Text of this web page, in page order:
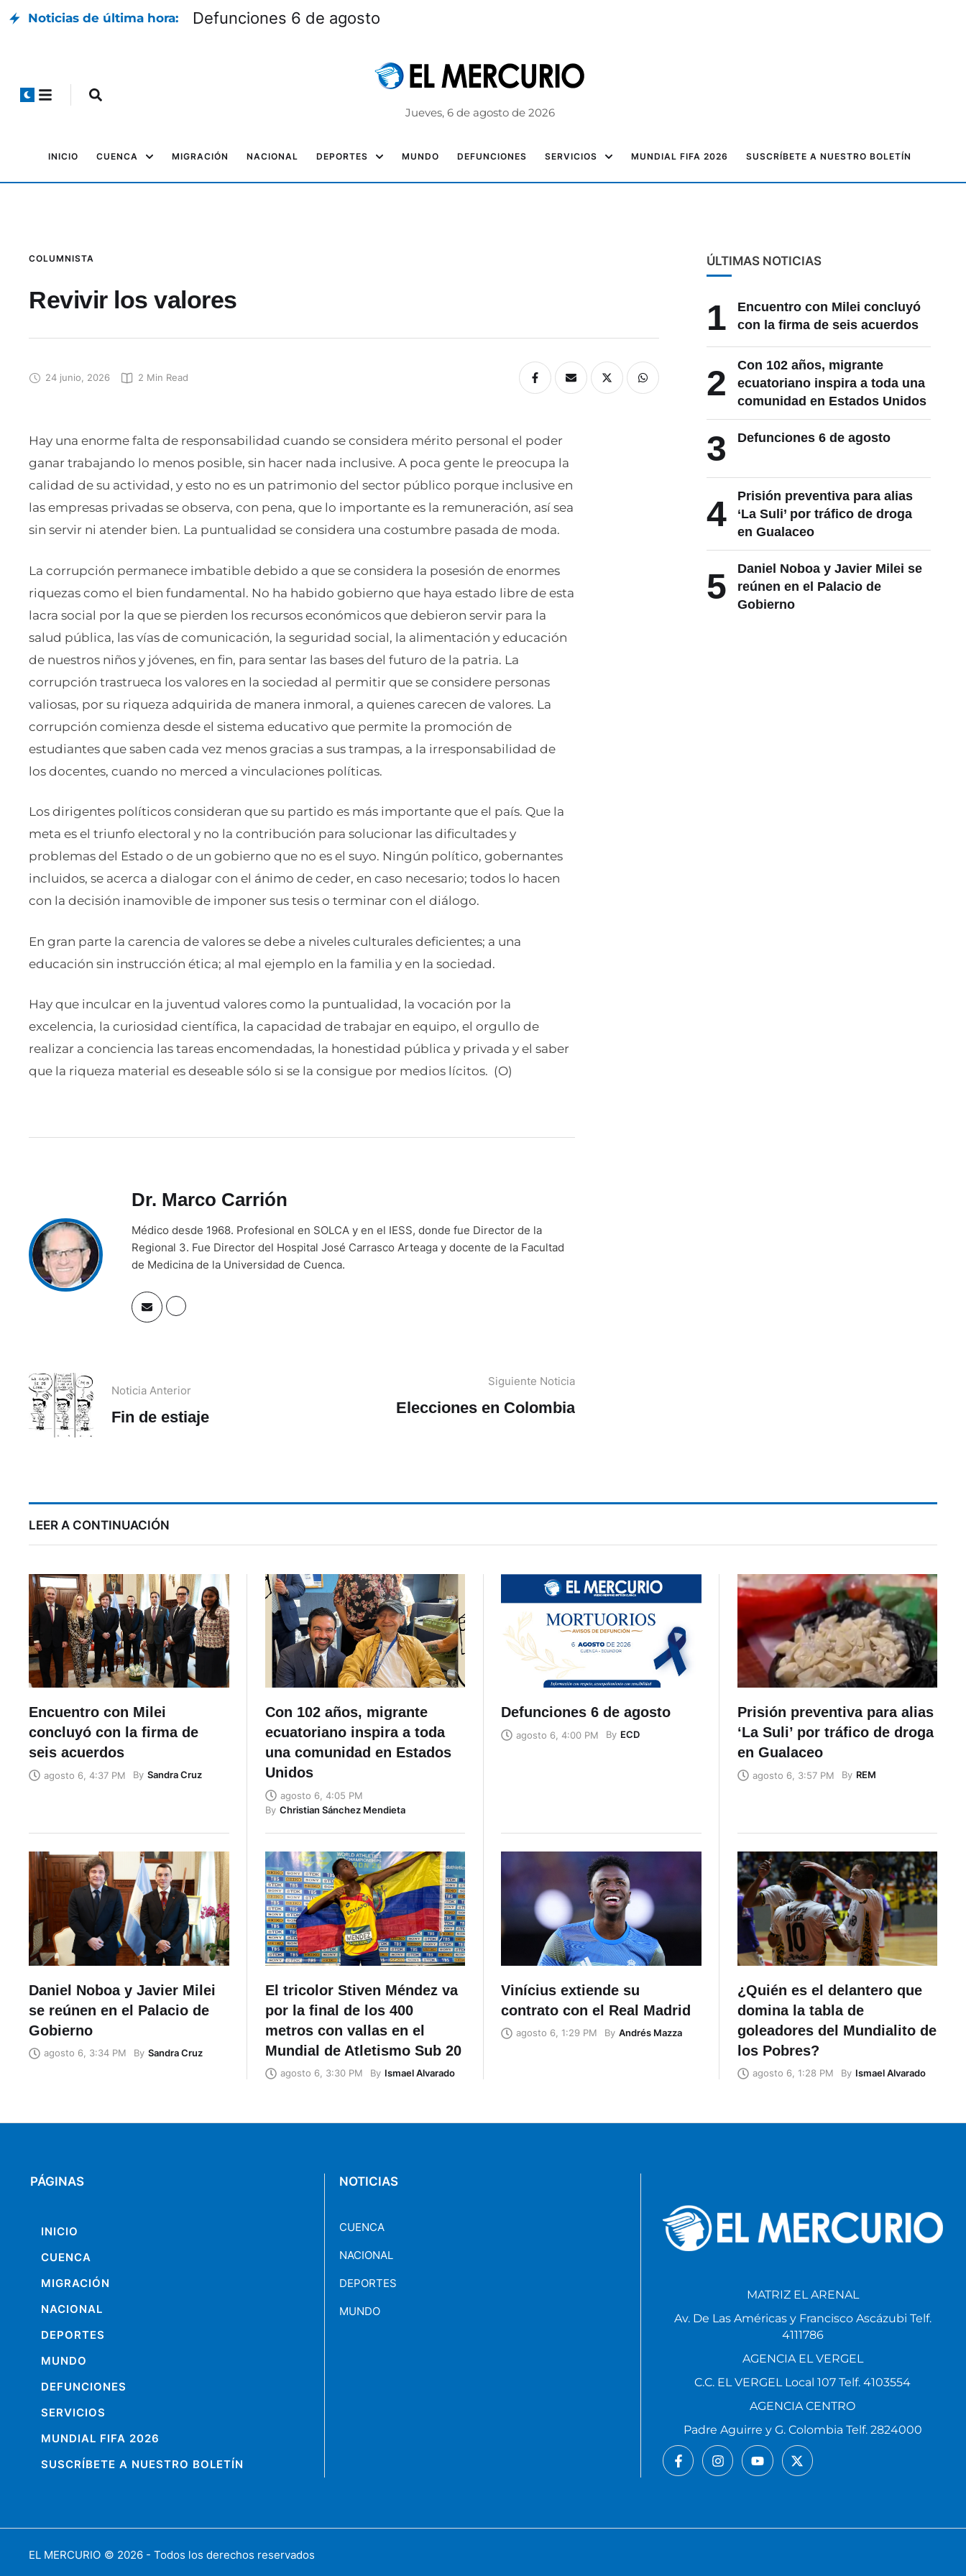
Noticias de última hora: Defunciones 6 de agosto
Jueves, 6 de agosto de 2026
INICIO CUENCA MIGRACIÓN NACIONAL DEPORTES MUNDO DEFUNCIONES SERVICIOS MUNDIAL FIFA 2026 SUSCRÍBETE A NUESTRO BOLETÍN
COLUMNISTA
Revivir los valores
24 junio, 2026 2 Min Read
Hay una enorme falta de responsabilidad cuando se considera mérito personal el poder
ganar trabajando lo menos posible, sin hacer nada inclusive. A poca gente le preocupa la
calidad de su actividad, y esto no es un patrimonio del sector público porque inclusive en
las empresas privadas se observa, con pena, que lo importante es la remuneración, así sea
sin servir ni atender bien. La puntualidad se considera una costumbre pasada de moda.
La corrupción permanece imbatible debido a que se considera la posesión de enormes
riquezas como el bien fundamental. No ha habido gobierno que haya estado libre de esta
lacra social por la que se pierden los recursos económicos que debieron servir para la
salud pública, las vías de comunicación, la seguridad social, la alimentación y educación
de nuestros niños y jóvenes, en fin, para sentar las bases del futuro de la patria. La
corrupción trastrueca los valores en la sociedad al permitir que se considere personas
valiosas, por su riqueza adquirida de manera inmoral, a quienes carecen de valores. La
corrupción comienza desde el sistema educativo que permite la promoción de
estudiantes que saben cada vez menos gracias a sus trampas, a la irresponsabilidad de
los docentes, cuando no merced a vinculaciones políticas.
Los dirigentes políticos consideran que su partido es más importante que el país. Que la
meta es el triunfo electoral y no la contribución para solucionar las dificultades y
problemas del Estado o de un gobierno que no es el suyo. Ningún político, gobernantes
incluidos, se acerca a dialogar con el ánimo de ceder, en caso necesario; todos lo hacen
con la decisión inamovible de imponer sus tesis o terminar con el diálogo.
En gran parte la carencia de valores se debe a niveles culturales deficientes; a una
educación sin instrucción ética; al mal ejemplo en la familia y en la sociedad.
Hay que inculcar en la juventud valores como la puntualidad, la vocación por la
excelencia, la curiosidad científica, la capacidad de trabajar en equipo, el orgullo de
realizar a conciencia las tareas encomendadas, la honestidad pública y privada y el saber
que la riqueza material es deseable sólo si se la consigue por medios lícitos. (O)
Dr. Marco Carrión
Médico desde 1968. Profesional en SOLCA y en el IESS, donde fue Director de la
Regional 3. Fue Director del Hospital José Carrasco Arteaga y docente de la Facultad
de Medicina de la Universidad de Cuenca.
Noticia Anterior
Fin de estiaje
Siguiente Noticia
Elecciones en Colombia
ÚLTIMAS NOTICIAS
1
Encuentro con Milei concluyó
con la firma de seis acuerdos
2
Con 102 años, migrante
ecuatoriano inspira a toda una
comunidad en Estados Unidos
3 Defunciones 6 de agosto
4
Prisión preventiva para alias
‘La Suli’ por tráfico de droga
en Gualaceo
5
Daniel Noboa y Javier Milei se
reúnen en el Palacio de
Gobierno
LEER A CONTINUACIÓN
Encuentro con Milei
concluyó con la firma de
seis acuerdos
agosto 6, 4:37 PM By Sandra Cruz
Con 102 años, migrante
ecuatoriano inspira a toda
una comunidad en Estados
Unidos
agosto 6, 4:05 PM
By Christian Sánchez Mendieta
Defunciones 6 de agosto
agosto 6, 4:00 PM By ECD
Prisión preventiva para alias
‘La Suli’ por tráfico de droga
en Gualaceo
agosto 6, 3:57 PM By REM
Daniel Noboa y Javier Milei
se reúnen en el Palacio de
Gobierno
agosto 6, 3:34 PM By Sandra Cruz
El tricolor Stiven Méndez va
por la final de los 400
metros con vallas en el
Mundial de Atletismo Sub 20
agosto 6, 3:30 PM By Ismael Alvarado
Vinícius extiende su
contrato con el Real Madrid
agosto 6, 1:29 PM By Andrés Mazza
¿Quién es el delantero que
domina la tabla de
goleadores del Mundialito de
los Pobres?
agosto 6, 1:28 PM By Ismael Alvarado
PÁGINAS
INICIO
CUENCA
MIGRACIÓN
NACIONAL
DEPORTES
MUNDO
DEFUNCIONES
SERVICIOS
MUNDIAL FIFA 2026
SUSCRÍBETE A NUESTRO BOLETÍN
NOTICIAS
CUENCA
NACIONAL
DEPORTES
MUNDO
MATRIZ EL ARENAL
Av. De Las Américas y Francisco Ascázubi Telf.
4111786
AGENCIA EL VERGEL
C.C. EL VERGEL Local 107 Telf. 4103554
AGENCIA CENTRO
Padre Aguirre y G. Colombia Telf. 2824000
EL MERCURIO © 2026 - Todos los derechos reservados